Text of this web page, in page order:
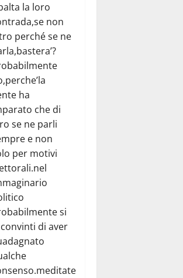
la loro
non
perché se ne
ha
che di
se ne parli
e non
per motivi
si
convinti di aver